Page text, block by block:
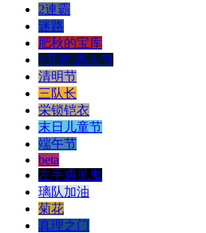
2連霸
迷路
肥秋的宝库
S开衣-愚人节
清明节
三队长
栄锁铠衣
末日儿童节
端午节
beta
左手遇见鬼
璃队加油
菊花
真理之门